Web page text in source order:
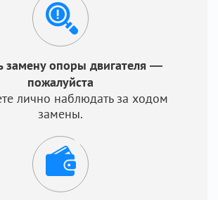
замену опоры двигателя —
пожалуйста
лично наблюдать за ходом
замены.